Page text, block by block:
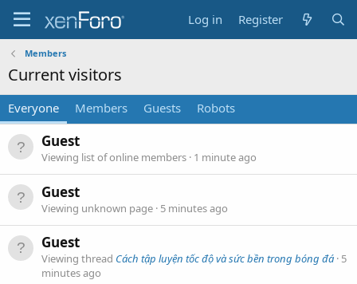
Log in Register
Members
Current visitors
Everyone Members Guests Robots
Guest
Viewing list of online members 1 minute ago
Guest
Viewing unknown page 5 minutes ago
Guest
Viewing thread Cách tập luyện tốc độ và sức bền trong bóng đá 5
minutes ago